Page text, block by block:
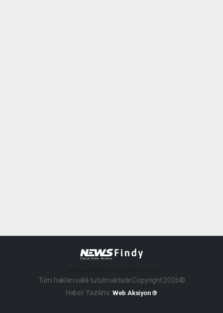
Tüm hakları saklı tutulmaktadır.Copyright 2026©
Haber Yazılımı: Web Aksiyon ®